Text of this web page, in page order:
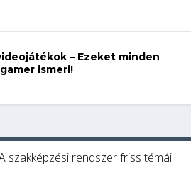
– Ezeket minden
ismeri!
szakképzési rendszer friss témái